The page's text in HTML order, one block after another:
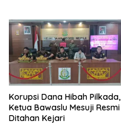
Korupsi Dana Hibah Pilkada,
Ketua Bawaslu Mesuji Resmi
Ditahan Kejari